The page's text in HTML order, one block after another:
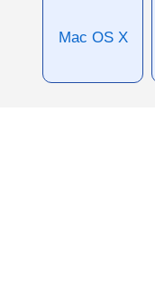
Mac OS X